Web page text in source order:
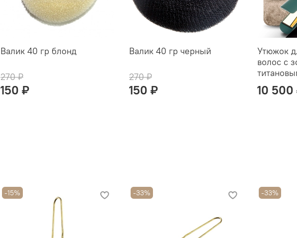
Валик 40 гр блонд
270 ₽
150 ₽
Валик 40 гр черный
270 ₽
150 ₽
Утюжок
волос с
10 500
-15% -33% -33%